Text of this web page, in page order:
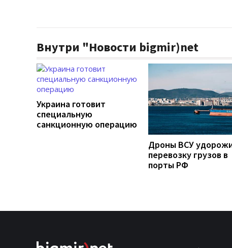
Внутри "Новости bigmir)net
Украина готовит
специальную
санкционную операцию
Дроны ВСУ
перевозку грузов в
порты РФ